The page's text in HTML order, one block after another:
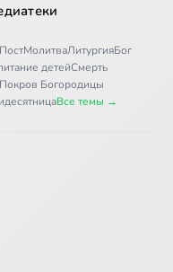
ПостМолитваЛитургияБог
детейСмерть
Покров Богородицы
Все темы →